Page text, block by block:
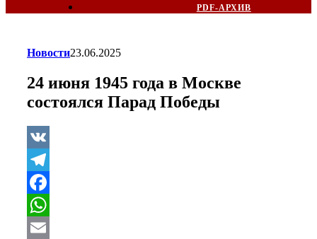
PDF-АРХИВ
Новости23.06.2025
24 июня 1945 года в Москве
состоялся Парад Победы
VK
Telegram
Facebook
WhatsApp